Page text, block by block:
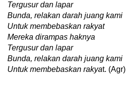
Tergusur dan lapar
Bunda, relakan darah juang kami
Untuk membebaskan rakyat
Mereka dirampas haknya
Tergusur dan lapar
Bunda, relakan darah juang kami
Untuk membebaskan rakyat. (Agr)